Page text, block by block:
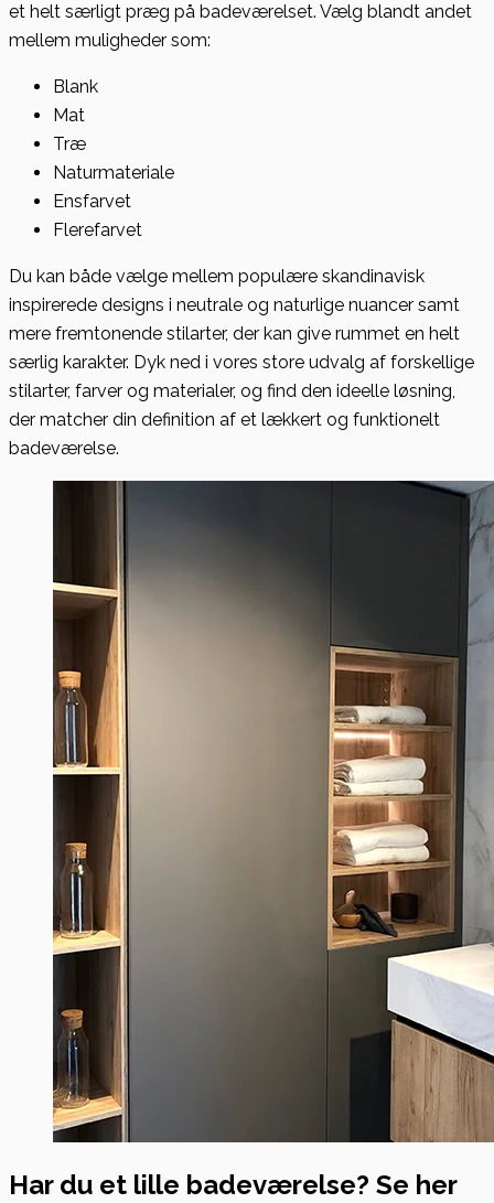
et helt særligt præg på badeværelset. Vælg blandt andet
mellem muligheder som:
Blank
Mat
Træ
Naturmateriale
Ensfarvet
Flerefarvet
Du kan både vælge mellem populære skandinavisk
inspirerede designs i neutrale og naturlige nuancer samt
mere fremtonende stilarter, der kan give rummet en helt
særlig karakter. Dyk ned i vores store udvalg af forskellige
stilarter, farver og materialer, og find den ideelle løsning,
der matcher din definition af et lækkert og funktionelt
badeværelse.
Har du et lille badeværelse? Se her